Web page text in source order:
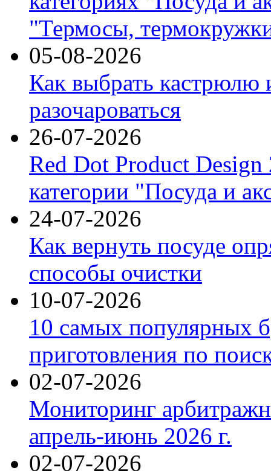
"Термосы,
05-08-2026
Как выбрать кастрюлю
разочароваться
26-07-2026
Red Dot Product Design
категории "Посуда и
24-07-2026
Как вернуть посуде
способы очистки
10-07-2026
10 самых популярных
приготовления по
02-07-2026
Мониторинг
апрель-июнь 2026 г.
02-07-2026